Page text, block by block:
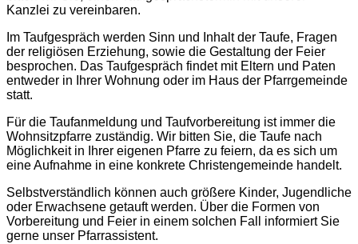
Kanzlei zu vereinbaren.
Im Taufgespräch werden Sinn und Inhalt der Taufe, Fragen
der religiösen Erziehung, sowie die Gestaltung der Feier
besprochen. Das Taufgespräch findet mit Eltern und Paten
entweder in Ihrer Wohnung oder im Haus der Pfarrgemeinde
statt.
Für die Taufanmeldung und Taufvorbereitung ist immer die
Wohnsitzpfarre zuständig. Wir bitten Sie, die Taufe nach
Möglichkeit in Ihrer eigenen Pfarre zu feiern, da es sich um
eine Aufnahme in eine konkrete Christengemeinde handelt.
Selbstverständlich können auch größere Kinder, Jugendliche
oder Erwachsene getauft werden. Über die Formen von
Vorbereitung und Feier in einem solchen Fall informiert Sie
gerne unser Pfarrassistent.